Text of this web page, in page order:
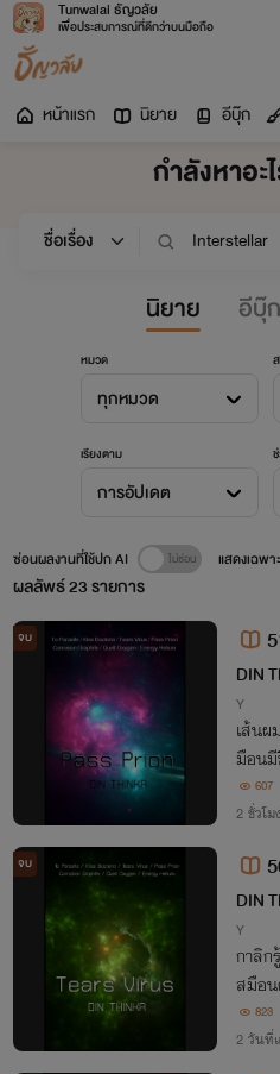
Tunwalai ธัญวลัย
เพื่อประสบการณ์ที่ดีกว่าบนมือถือ
หน้าแรก นิยาย อีบุ๊ก
กำลังหาอะ
นิยาย อีบุ๊ก
หมวด
ทุกหมวด
เรียงตาม
การอัปเดต
ผลลัพธ์23รายการ
ซ่อนผลงานที่ใช้ปก AI แสดงเฉพา
จบ
ea.)
DIN
Y
เส้นผ
มือนมี
ก ผิว
แข็งแร
607
2 ชั่วโ
จบ
ea.)
DIN
Y
กาลิก
สมือน
รับกา
ไวเป
823
2 วันที่